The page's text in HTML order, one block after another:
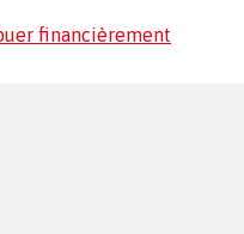
financièrement